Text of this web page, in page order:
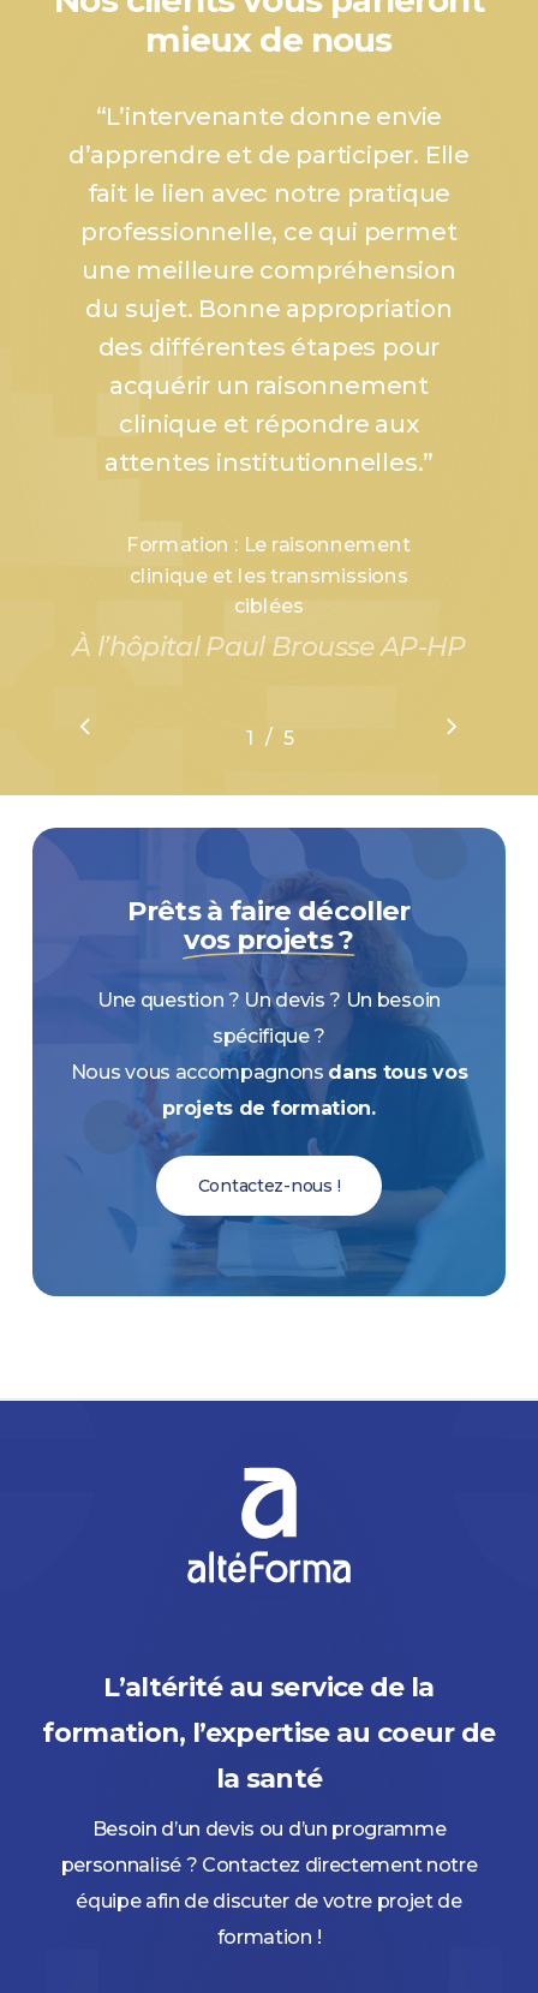
mieux de nous
“L’intervenante donne envie
d’apprendre et de participer. Elle
fait le lien avec notre pratique
professionnelle, ce qui permet
une meilleure compréhension
du sujet. Bonne appropriation
des différentes étapes pour
acquérir un raisonnement
clinique et répondre aux
attentes institutionnelles.”
Formation : Le raisonnement
clinique et les transmissions
ciblées
À l’hôpital Paul Brousse AP-HP
1 2 3
/ 5
Prêts à faire décoller
vos projets ?
Une question ? Un devis ? Un besoin
spécifique ?
Nous vous accompagnons dans tous vos
projets de formation.
Contactez-nous !
L’altérité au service de la
formation, l’expertise au coeur de
la santé
Besoin d’un devis ou d’un programme
personnalisé ? Contactez directement notre
équipe afin de discuter de votre projet de
formation !